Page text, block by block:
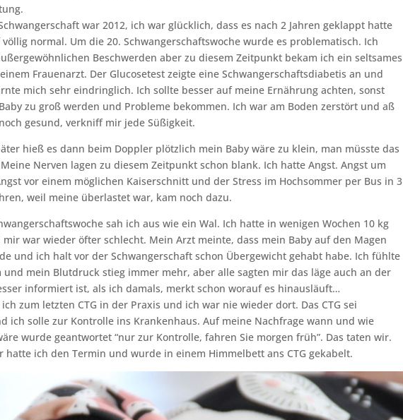
war 2012, ich war glücklich, dass es nach 2 Jahren geklappt hatte
normal. Um die 20. Schwangerschaftswoche wurde es problematisch. Ich
Beschwerden aber zu diesem Zeitpunkt bekam ich ein seltsames
Frauenarzt. Der Glucosetest zeigte eine Schwangerschaftsdiabetis an und
mich sehr eindringlich. Ich sollte besser auf meine Ernährung achten, sonst
zu groß werden und Probleme bekommen. Ich war am Boden zerstört und aß
gesund, verkniff mir jede Süßigkeit.
hieß es dann beim Doppler plötzlich mein Baby wäre zu klein, man müsste das
Nerven lagen zu diesem Zeitpunkt schon blank. Ich hatte Angst. Angst um
vor einem möglichen Kaiserschnitt und der Stress im Hochsommer per Bus in 3
weil meine überlastet war, kam noch dazu.
sah ich aus wie ein Wal. Ich hatte in wenigen Wochen 10 kg
war wieder öfter schlecht. Mein Arzt meinte, dass mein Baby auf den Magen
und ich halt vor der Schwangerschaft schon Übergewicht gehabt habe. Ich fühlte
und mein Blutdruck stieg immer mehr, aber alle sagten mir das läge auch an der
informiert ist, als ich damals, merkt schon worauf es hinausläuft…
ich zum letzten CTG in der Praxis und ich war nie wieder dort. Das CTG sei
ich solle zur Kontrolle ins Krankenhaus. Auf meine Nachfrage wann und wie
wurde geantwortet “nur zur Kontrolle, fahren Sie morgen früh”. Das taten wir.
hatte ich den Termin und wurde in einem Himmelbett ans CTG gekabelt.